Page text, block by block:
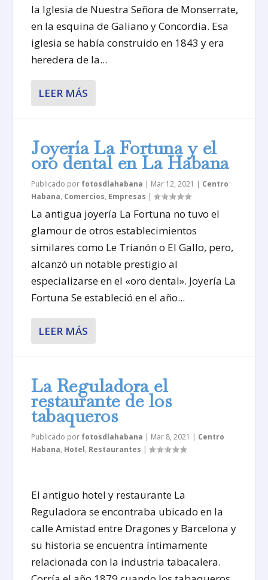
la Iglesia de Nuestra Señora de Monserrate,
en la esquina de Galiano y Concordia. Esa
iglesia se había construido en 1843 y era
heredera de la...
LEER MÁS
Joyería La Fortuna y el
oro dental en La Habana
Publicado por fotosdlahabana | Mar 12, 2021 | Centro
Habana, Comercios, Empresas |
La antigua joyería La Fortuna no tuvo el
glamour de otros establecimientos
similares como Le Trianón o El Gallo, pero,
alcanzó un notable prestigio al
especializarse en el «oro dental». Joyería La
Fortuna Se estableció en el año...
LEER MÁS
La Reguladora el
restaurante de los
tabaqueros
Publicado por fotosdlahabana | Mar 8, 2021 | Centro
Habana, Hotel, Restaurantes |
El antiguo hotel y restaurante La
Reguladora se encontraba ubicado en la
calle Amistad entre Dragones y Barcelona y
su historia se encuentra íntimamente
relacionada con la industria tabacalera.